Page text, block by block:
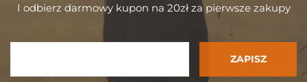
I odbierz darmowy kupon na 20zł za pierwsze zakupy